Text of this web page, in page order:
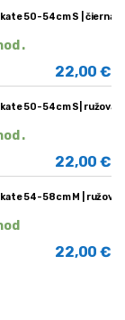
50-54cm S | čierna
22,00€
.
50-54cm S| ružová
22,00€
.
54-58cm M | ružová
22,00€